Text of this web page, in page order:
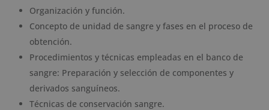
Organización y función.
Concepto de unidad de sangre y fases en el proceso de
obtención.
Procedimientos y técnicas empleadas en el banco de
sangre: Preparación y selección de componentes y
derivados sanguíneos.
Técnicas de conservación sangre.